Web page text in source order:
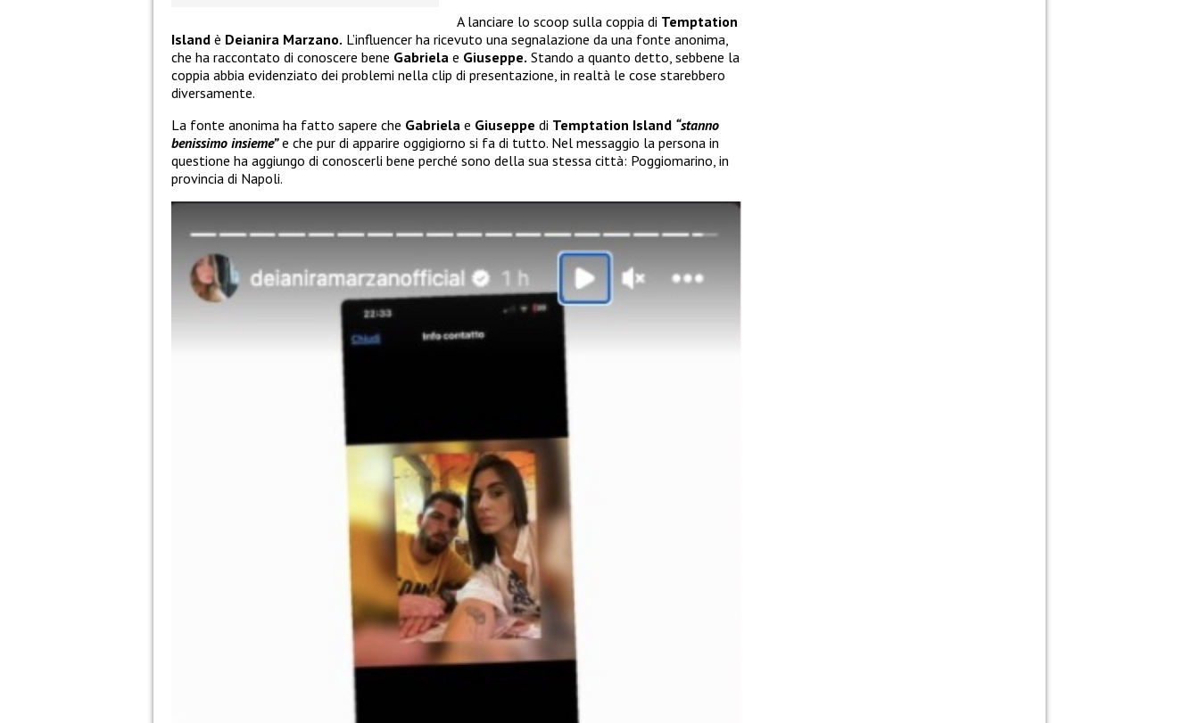
A lanciare lo scoop sulla coppia di Temptation
Island è Deianira Marzano. L’influencer ha ricevuto una segnalazione da una fonte anonima,
che ha raccontato di conoscere bene Gabriela e Giuseppe. Stando a quanto detto, sebbene la
coppia abbia evidenziato dei problemi nella clip di presentazione, in realtà le cose starebbero
diversamente.
La fonte anonima ha fatto sapere che Gabriela e Giuseppe di Temptation Island “stanno
benissimo insieme”e che pur di apparire oggigiorno si fa di tutto. Nel messaggio la persona in
questione ha aggiungo di conoscerli bene perché sono della sua stessa città: Poggiomarino, in
provincia di Napoli.